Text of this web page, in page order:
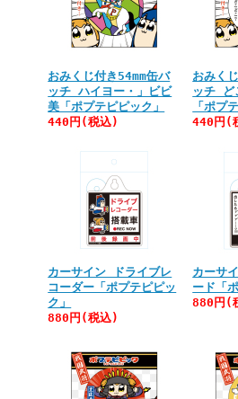
おみくじ付き54mm缶バ
ッチ ハイヨー・」ビビ
美「ポプテピピック」
440円(税込)
おみく
ッチ ど
「ポプ
440円(
カーサイン ドライブレ
コーダー「ポプテピピッ
ク」
880円(税込)
カーサ
ード「
880円(